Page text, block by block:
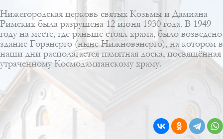
Нижегородская церковь святых Козьмы и Дамиана
Римских была разрушена 12 июня 1930 года. В 1949
году на месте, где раньше стоял храма, было возведено
здание Горэнерго (ныне Нижновэнерго), на котором в
наши дни располагается памятная доска, посвящённая
утраченному Космодамианскому храму.